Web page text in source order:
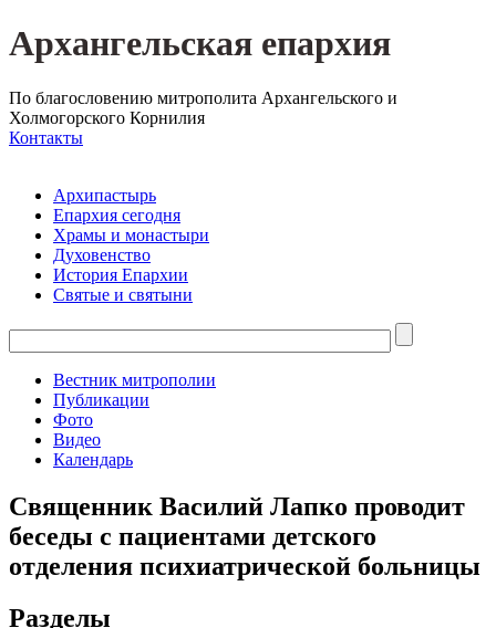
Архангельская епархия
По благословению митрополита Архангельского и
Холмогорского Корнилия
Контакты
Архипастырь
Епархия сегодня
Храмы и монастыри
Духовенство
История Епархии
Святые и святыни
Вестник митрополии
Публикации
Фото
Видео
Календарь
Священник Василий Лапко проводит
беседы с пациентами детского
отделения психиатрической больницы
Разделы